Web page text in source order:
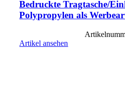
Bedruckte Tragtasche/
Polypropylen als
Artikel ansehen